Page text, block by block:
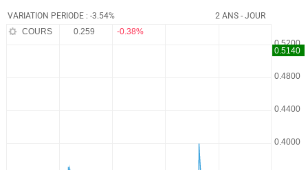
VARIATION PERIODE : -3.54% 2 ANS - JOUR
COURS 0.259 -0.38%